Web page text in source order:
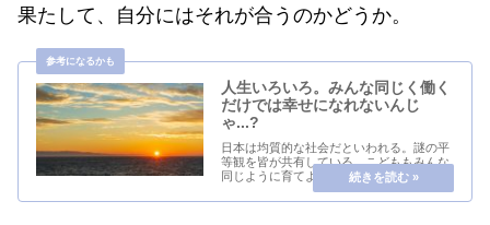
果たして、自分にはそれが合うのかどうか。
人生いろいろ。みんな同じく働く
だけでは幸せになれないんじ
ゃ...?
日本は均質的な社会だといわれる。謎の平
等観を皆が共有している。こどももみんな
同じように育てようとする。7歳くらいで
小学校に入学し、12歳で卒業。13歳で中学
校へ、そして16歳くらいで高校へ。こうや